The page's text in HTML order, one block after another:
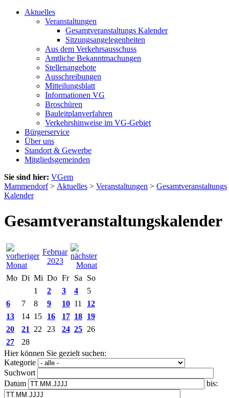
Aktuelles
Veranstaltungen
Gesamtveranstaltungs Kalender
Sitzungsangelegenheiten
Aus dem Verkehrsausschuss
Amtliche Bekanntmachungen
Stellenangebote
Ausschreibungen
Mitteilungsblatt
Informationen VG
Broschüren
Bauleitplanverfahren
Verkehrshinweise im VG-Gebiet
Bürgerservice
Über uns
Standort & Gewerbe
Mitgliedsgemeinden
Sie sind hier: VGem
Mammendorf> Aktuelles > Veranstaltungen > Gesamtveranstaltungs
Kalender
Gesamtveranstaltungskalender
Februar
2023
Mo Di Mi Do Fr Sa
So
1
2 3 4
5
6
7 8 9 10 11
12
13
14 15 16 17 18 19
20
21 22 23 24 25 26
27
28
Hier können Sie gezielt suchen:
Kategorie
Suchwort
Datum
bis: